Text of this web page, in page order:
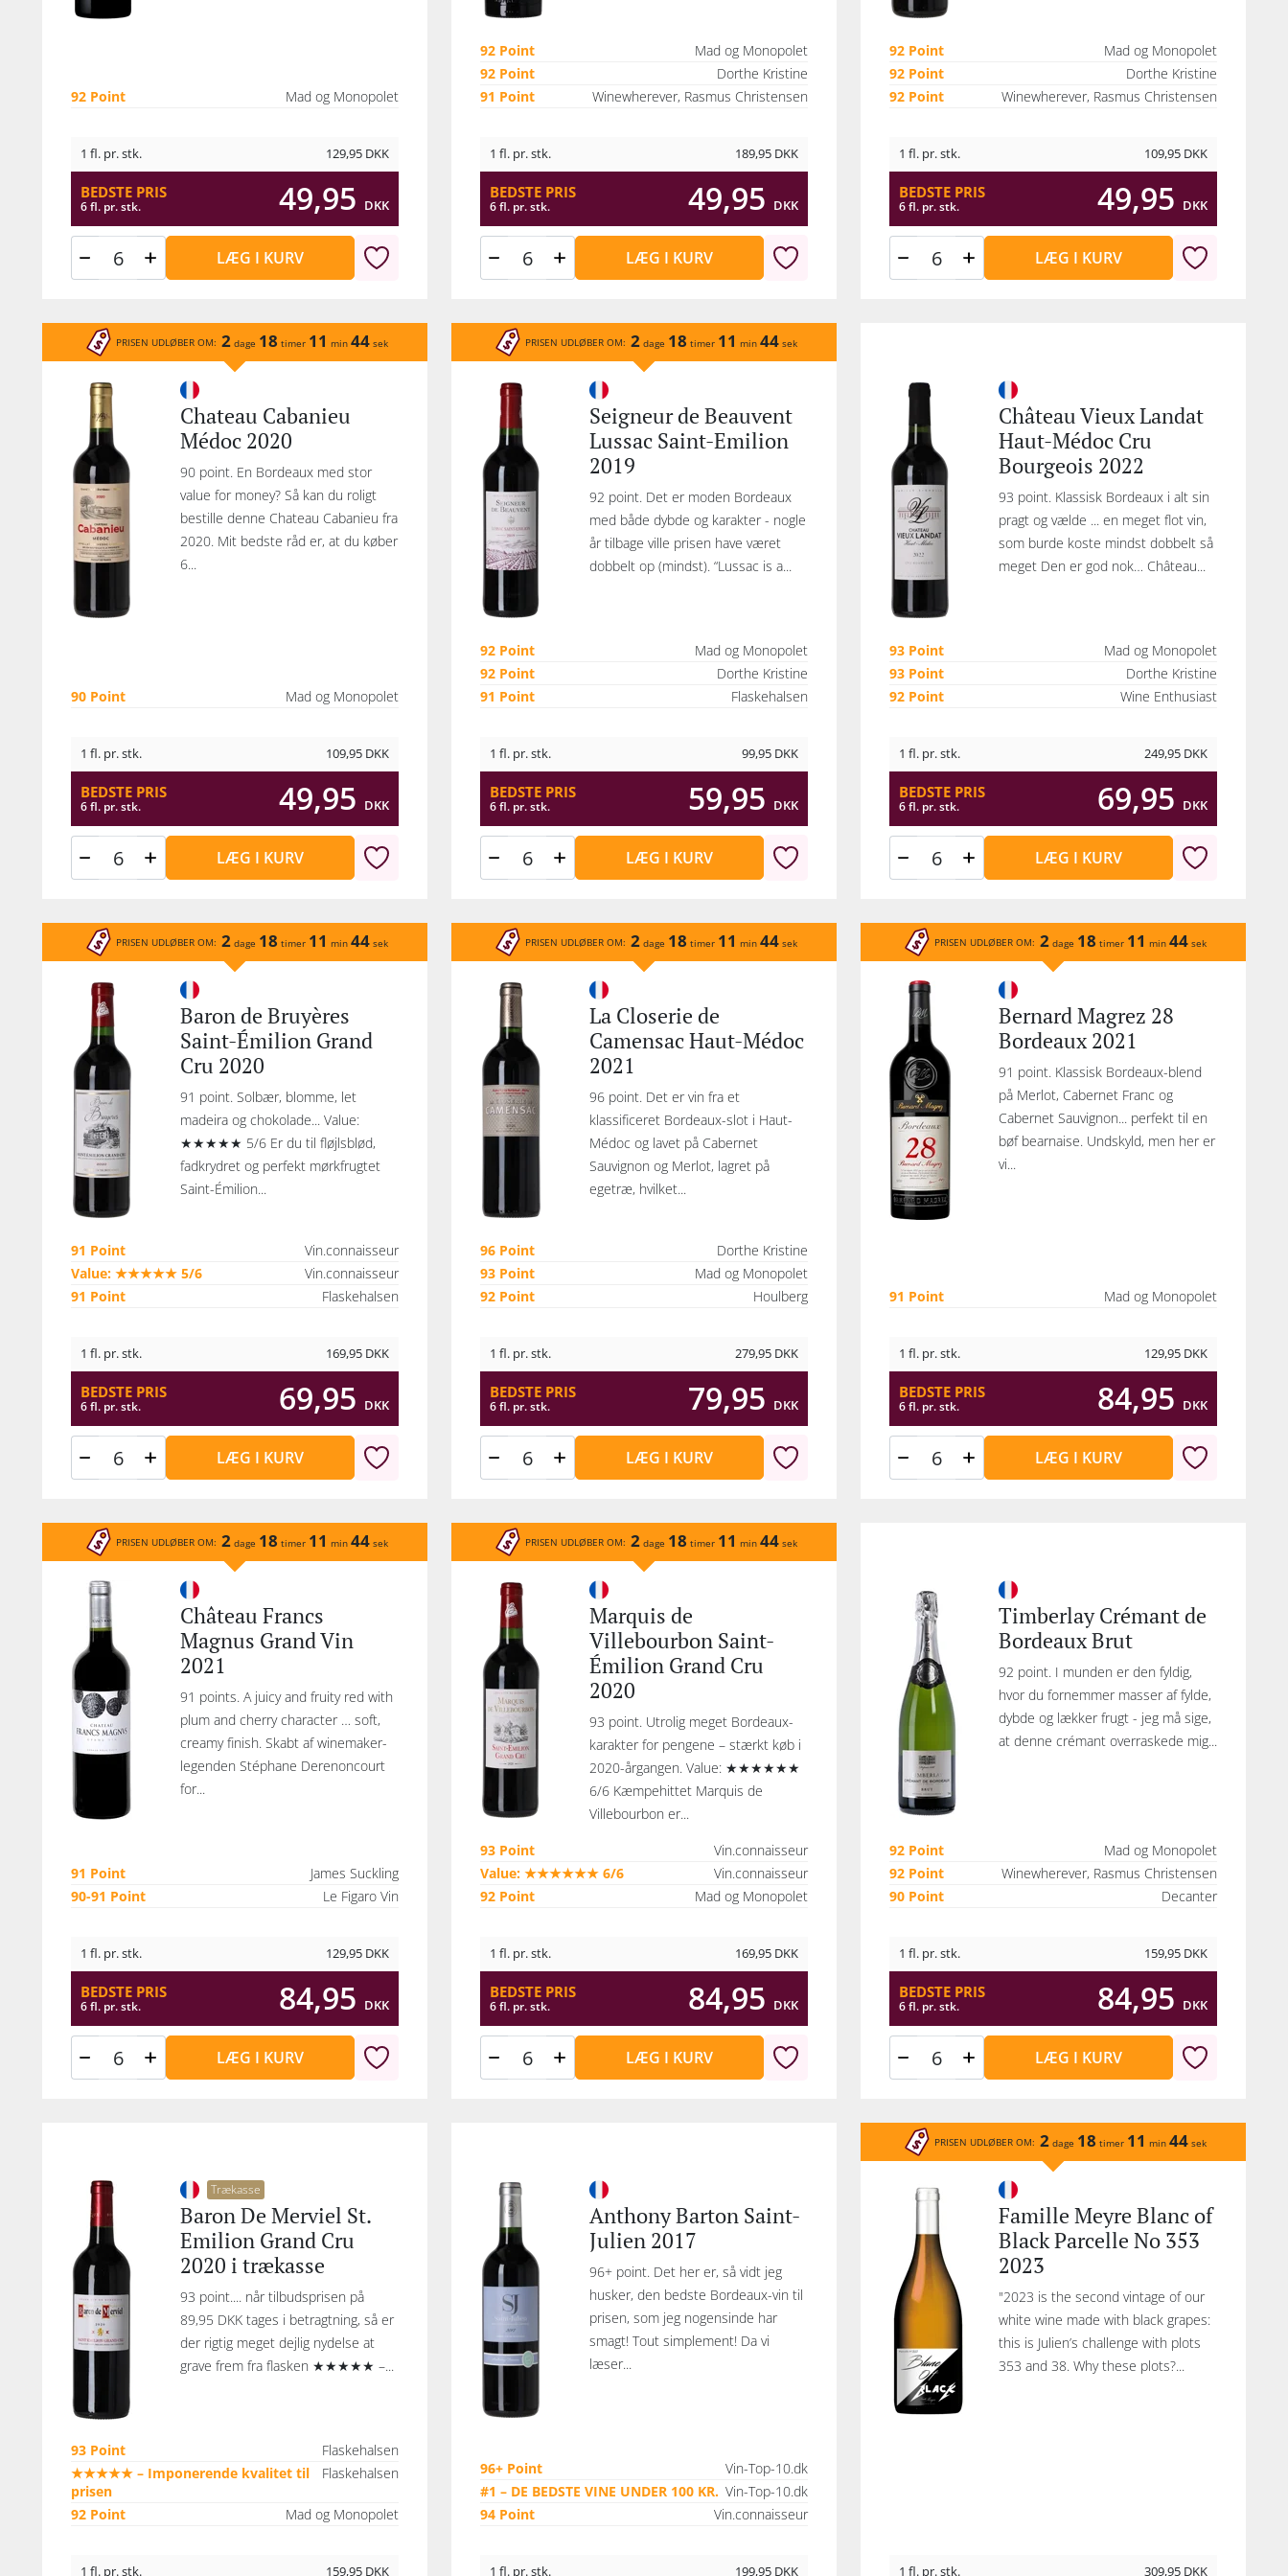
Belcier, Chateau Beychevelle, Chateau Pichon-Longueville
Leoville Barton, Chateau Palmer, Chateau Troplong Mondot,
Chateau Duhart-Milon. Se også vores udvalg af vine fra
Bourgogne her.
92 Point Mad og Monopolet
1 fl. pr. stk. 129,95 DKK
BEDSTE PRIS
6 fl. pr. stk. 49,95 DKK
LÆG I KURV
92 Point
Mad og Monopolet
92 Point
Dorthe Kristine
91 Point
Winewherever, Rasmus Christensen
1 fl. pr. stk. 189,95 DKK
BEDSTE PRIS
6 fl. pr. stk. 49,95 DKK
LÆG I KURV
92 Point
Mad og Monopolet
92 Point
Dorthe Kristine
92 Point
Winewherever, Rasmus Christensen
1 fl. pr. stk. 109,95 DKK
BEDSTE PRIS
6 fl. pr. stk. 49,95 DKK
LÆG I KURV
PRISEN UDLØBER OM: 2 dage 18 timer 11 min 44 sek
Chateau Cabanieu
Médoc 2020
90 point. En Bordeaux med stor
value for money? Så kan du roligt
bestille denne Chateau Cabanieu fra
2020. Mit bedste råd er, at du køber
6...
90 Point Mad og Monopolet
1 fl. pr. stk. 109,95 DKK
BEDSTE PRIS
6 fl. pr. stk. 49,95 DKK
LÆG I KURV
PRISEN UDLØBER OM: 2 dage 18 timer 11 min 44 sek
Seigneur de Beauvent
Lussac Saint-Emilion
2019
92 point. Det er moden Bordeaux
med både dybde og karakter - nogle
år tilbage ville prisen have været
dobbelt op (mindst). “Lussac is a...
92 Point
Mad og Monopolet
92 Point
Dorthe Kristine
91 Point
Flaskehalsen
1 fl. pr. stk. 99,95 DKK
BEDSTE PRIS
6 fl. pr. stk. 59,95 DKK
LÆG I KURV
Château Vieux Landat
Haut-Médoc Cru
Bourgeois 2022
93 point. Klassisk Bordeaux i alt sin
pragt og vælde ... en meget flot vin,
som burde koste mindst dobbelt så
meget Den er god nok… Château...
93 Point
Mad og Monopolet
93 Point
Dorthe Kristine
92 Point
Wine Enthusiast
1 fl. pr. stk. 249,95 DKK
BEDSTE PRIS
6 fl. pr. stk. 69,95 DKK
LÆG I KURV
PRISEN UDLØBER OM: 2 dage 18 timer 11 min 44 sek
Baron de Bruyères
Saint-Émilion Grand
Cru 2020
91 point. Solbær, blomme, let
madeira og chokolade... Value:
★★★★★ 5/6 Er du til fløjlsblød,
fadkrydret og perfekt mørkfrugtet
Saint-Émilion...
91 Point
Vin.connaisseur
Value: ★★★★★ 5/6
Vin.connaisseur
91 Point
Flaskehalsen
1 fl. pr. stk. 169,95 DKK
BEDSTE PRIS
6 fl. pr. stk. 69,95 DKK
LÆG I KURV
PRISEN UDLØBER OM: 2 dage 18 timer 11 min 44 sek
La Closerie de
Camensac Haut-Médoc
2021
96 point. Det er vin fra et
klassificeret Bordeaux-slot i Haut-
Médoc og lavet på Cabernet
Sauvignon og Merlot, lagret på
egetræ, hvilket...
96 Point
Dorthe Kristine
93 Point
Mad og Monopolet
92 Point
Houlberg
1 fl. pr. stk. 279,95 DKK
BEDSTE PRIS
6 fl. pr. stk. 79,95 DKK
LÆG I KURV
PRISEN UDLØBER OM: 2 dage 18 timer 11 min 44 sek
Bernard Magrez 28
Bordeaux 2021
91 point. Klassisk Bordeaux-blend
på Merlot, Cabernet Franc og
Cabernet Sauvignon... perfekt til en
bøf bearnaise. Undskyld, men her er
vi...
91 Point Mad og Monopolet
1 fl. pr. stk. 129,95 DKK
BEDSTE PRIS
6 fl. pr. stk. 84,95 DKK
LÆG I KURV
PRISEN UDLØBER OM: 2 dage 18 timer 11 min 44 sek
Château Francs
Magnus Grand Vin
2021
91 points. A juicy and fruity red with
plum and cherry character … soft,
creamy finish. Skabt af winemaker-
legenden Stéphane Derenoncourt
for...
91 Point
James Suckling
90-91 Point
Le Figaro Vin
1 fl. pr. stk. 129,95 DKK
BEDSTE PRIS
6 fl. pr. stk. 84,95 DKK
LÆG I KURV
PRISEN UDLØBER OM: 2 dage 18 timer 11 min 44 sek
Marquis de
Villebourbon Saint-
Émilion Grand Cru
2020
93 point. Utrolig meget Bordeaux-
karakter for pengene – stærkt køb i
2020-årgangen. Value: ★★★★★★
6/6 Kæmpehittet Marquis de
Villebourbon er...
93 Point
Vin.connaisseur
Value: ★★★★★★ 6/6
Vin.connaisseur
92 Point
Mad og Monopolet
1 fl. pr. stk. 169,95 DKK
BEDSTE PRIS
6 fl. pr. stk. 84,95 DKK
LÆG I KURV
Timberlay Crémant de
Bordeaux Brut
92 point. I munden er den fyldig,
hvor du fornemmer masser af fylde,
dybde og lækker frugt - jeg må sige,
at denne crémant overraskede mig...
92 Point
Mad og Monopolet
92 Point
Winewherever, Rasmus Christensen
90 Point
Decanter
1 fl. pr. stk. 159,95 DKK
BEDSTE PRIS
6 fl. pr. stk. 84,95 DKK
LÆG I KURV
Trækasse
Baron De Merviel St.
Emilion Grand Cru
2020 i trækasse
93 point.... når tilbudsprisen på
89,95 DKK tages i betragtning, så er
der rigtig meget dejlig nydelse at
grave frem fra flasken ★★★★★ –...
93 Point
Flaskehalsen
★★★★★ – Imponerende kvalitet til
prisen
Flaskehalsen
92 Point Mad og Monopolet
1 fl. pr. stk. 159,95 DKK
Anthony Barton Saint-
Julien 2017
96+ point. Det her er, så vidt jeg
husker, den bedste Bordeaux-vin til
prisen, som jeg nogensinde har
smagt! Tout simplement! Da vi
læser...
96+ Point
Vin-Top-10.dk
#1 – DE BEDSTE VINE UNDER 100 KR. Vin-Top-10.dk
94 Point
Vin.connaisseur
1 fl. pr. stk. 199,95 DKK
PRISEN UDLØBER OM: 2 dage 18 timer 11 min 44 sek
Famille Meyre Blanc of
Black Parcelle No 353
2023
"2023 is the second vintage of our
white wine made with black grapes:
this is Julien’s challenge with plots
353 and 38. Why these plots?...
1 fl. pr. stk. 309,95 DKK